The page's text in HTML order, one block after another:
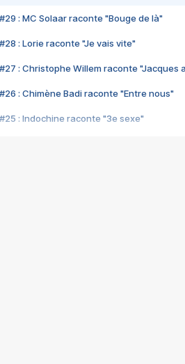
#29 : MC Solaar raconte "Bouge de là"
#28 : Lorie raconte "Je vais vite"
#27 : Christophe Willem raconte "Jacques
#26 : Chimène Badi raconte "Entre nous"
#25 : Indochine raconte "3e sexe"